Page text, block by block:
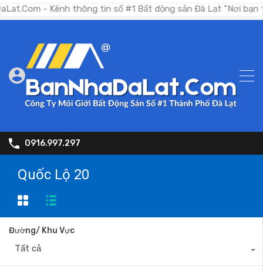
thông tin số #1 Bất động sản Đà Lạt "Nơi bạn tìm kiếm
0916.997.297
Quốc Lộ 20
Đường/ Khu Vực
Tất cả